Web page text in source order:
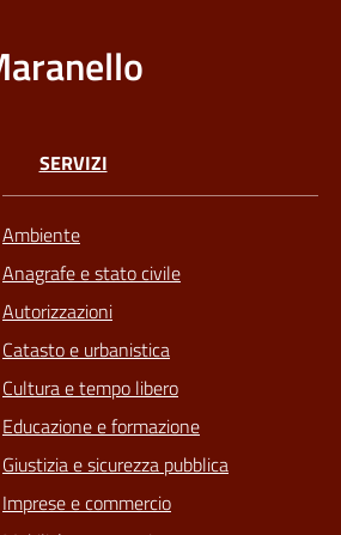
SERVIZI
Ambiente
Anagrafe e stato civile
Autorizzazioni
Catasto e urbanistica
Cultura e tempo libero
Educazione e formazione
Giustizia e sicurezza pubblica
Imprese e commercio